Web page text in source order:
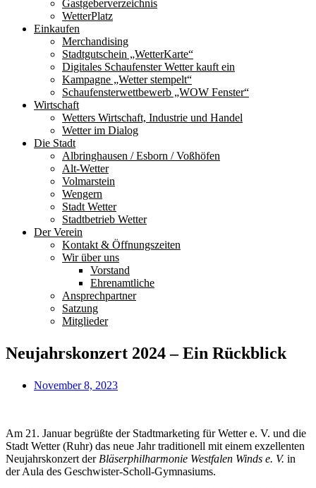
Gastgeberverzeichnis
WetterPlatz
Einkaufen
Merchandising
Stadtgutschein „WetterKarte“
Digitales Schaufenster Wetter kauft ein
Kampagne „Wetter stempelt“
Schaufensterwettbewerb „WOW Fenster“
Wirtschaft
Wetters Wirtschaft, Industrie und Handel
Wetter im Dialog
Die Stadt
Albringhausen / Esborn / Voßhöfen
Alt-Wetter​
Volmarstein
Wengern
Stadt Wetter
Stadtbetrieb Wetter
Der Verein
Kontakt & Öffnungszeiten
Wir über uns
Vorstand
Ehrenamtliche
Ansprechpartner
Satzung
Mitglieder
Neujahrskonzert 2024 – Ein Rückblick
November 8, 2023
Am 21. Januar begrüßte der Stadtmarketing für Wetter e. V. und die
Stadt Wetter (Ruhr) das neue Jahr traditionell mit einem exzellenten
Neujahrskonzert der Bläserphilharmonie Westfalen Winds e. V. in
der Aula des Geschwister-Scholl-Gymnasiums.